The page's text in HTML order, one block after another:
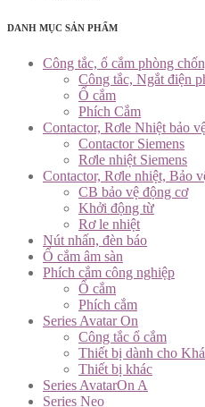
DANH MỤC SẢN PHẨM
Công tắc, ổ cắm phòng
Công tắc, Ngắt điện
Ổ cắm
Phích Cắm
Contactor, Rơle Nhiệt bảo
Contactor Siemens
Rơle nhiệt Siemens
Contactor, Rơle nhiệt, Bảo
CB bảo vệ động cơ
Khởi động từ
Rơ le nhiệt
Nút nhấn, đèn báo
Ổ cắm âm sàn
Phích cắm công nghiệp
Ổ cắm
Phích cắm
Series Avatar On
Công tắc ổ cắm
Thiết bị dành cho
Thiết bị khác
Series AvatarOn A
Series Neo